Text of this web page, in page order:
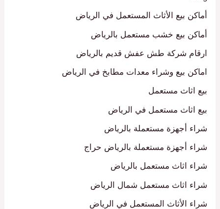
أماكن بيع الأثاث المستعمل في الرياض
أماكن بيع خشب مستعمل بالرياض
ارقام شركة طش عفش قديم بالرياض
اماكن بيع وشراء معدات مطابخ في الرياض
بيع اثاث مستعمل
بيع اثاث مستعمل في الرياض
شراء أجهزة مستعملة بالرياض
شراء أجهزة مستعملة بالرياض حراج
شراء اثاث مستعمل بالرياض
شراء اثاث مستعمل شمال الرياض
شراء الأثاث المستعمل في الرياض